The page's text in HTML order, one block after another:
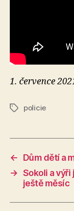
1. července
Štítkypolicie
←
Dům dětí a
→ Sokoli a
ještě měsíc